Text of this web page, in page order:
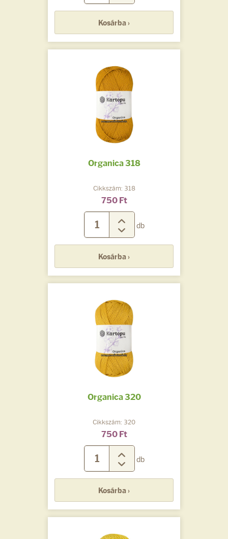
Kosárba ›
Organica 318
Cikkszám: 318
750 Ft
db
Kosárba ›
Organica 320
Cikkszám: 320
750 Ft
db
Kosárba ›